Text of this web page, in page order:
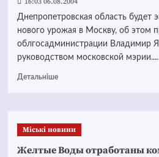
Днепропетровская область будет
нового урожая в Москву, об этом
облгосадминистрации Владимир
руководством московской мэрии....
Детальніше
Mіські новини
Желтые Воды отработаны